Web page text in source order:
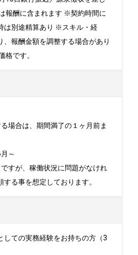
報酬に含まれます ※契約時間に
は別途精算あり ※スキル・経
、報酬金額を調整する場合があり
格です。
場合は、期間満了の１ヶ月前ま
～
すが、稼働状況に問題がなけれ
する事を想定しております。
しての実務経験をお持ちの方（3